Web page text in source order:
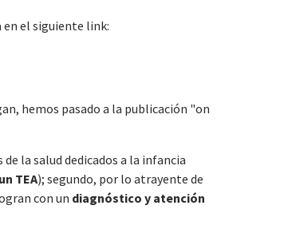
el siguiente link:
hemos pasado a la publicación "on
la salud dedicados a la infancia
TEA); segundo, por lo atrayente de
con un diagnóstico y atención